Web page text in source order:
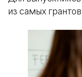
из самых